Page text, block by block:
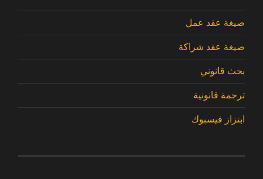
صيغة عقد عمل
صيغة عقد شراكة
بحث قانوني
ترجمة قانونية
ابتزاز فيسبوك